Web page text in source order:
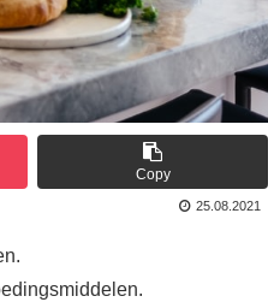
Copy
25.08.2021